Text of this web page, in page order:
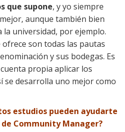
que supone, y yo siempre
aunque también bien
universidad, por ejemplo.
son todas las pautas
y sus bodegas. Es
propia aplicar los
se desarrolla uno mejor como
estudios pueden ayudarte
Community Manager?